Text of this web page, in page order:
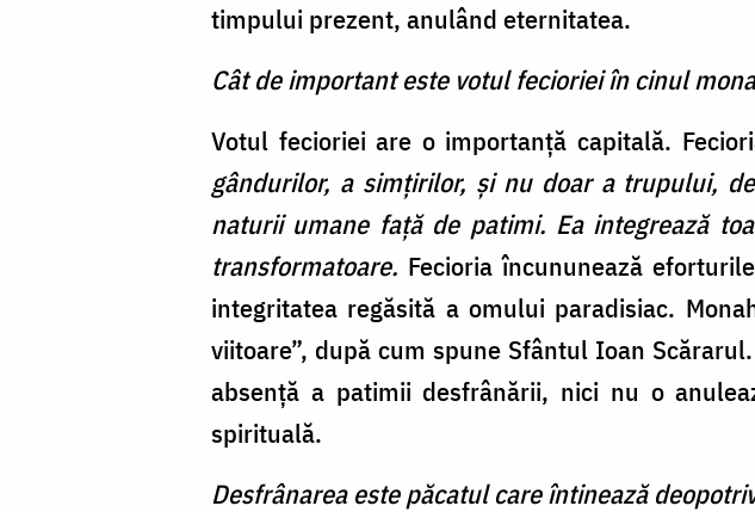
timpului prezent, anulând eternitatea.
Cât de important este votul fecioriei în cinul
Votul fecioriei are o importanţă capitală.
gândurilor, a simţirilor, şi nu doar a trupului,
naturii umane faţă de patimi. Ea integrează
transformatoare. Fecioria încununează
integritatea regăsită a omului paradisiac.
viitoare”, după cum spune Sfântul Ioan
absenţă a patimii desfrânării, nici nu o
spirituală.
Desfrânarea este păcatul care întinează